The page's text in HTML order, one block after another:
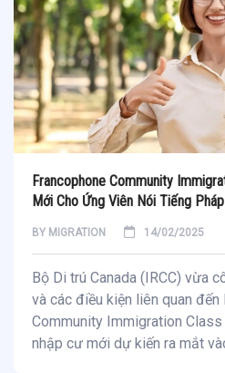
Francophone Community
Mới Cho Ứng Viên Nói Tiếng Pháp
BY MIGRATION 14/02/2025
Bộ Di trú Canada (IRCC) vừa
và các điều kiện liên quan đến
Community Immigration
nhập cư mới dự kiến ra mắt